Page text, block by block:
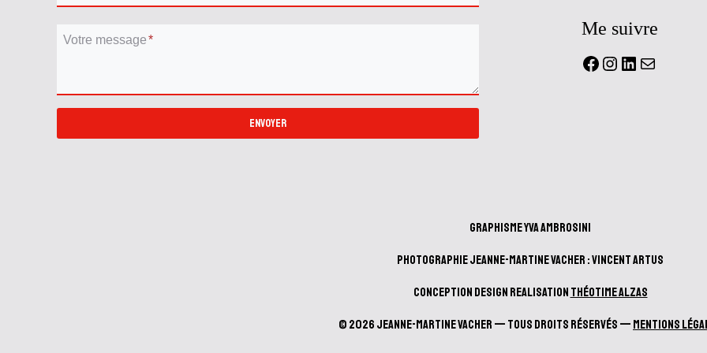
Votre message*
ENVOYER
Me suivre
Facebook
Instagram
LinkedIn
Mail
Graphisme Yva Ambrosini
Photographie Jeanne-Martine Vacher : Vincent Artus
Conception design realisation Théotime Alzas
© 2026 Jeanne-Martine Vacher — Tous droits réservés — Mentions